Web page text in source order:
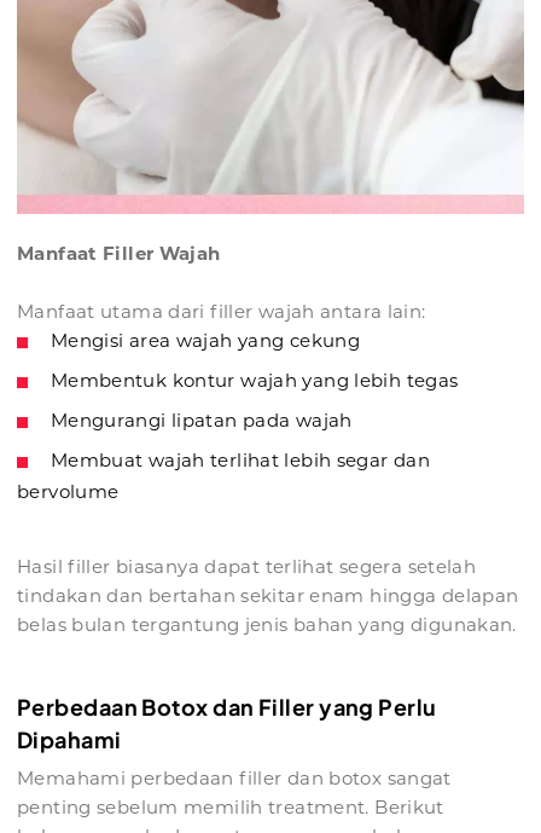
Manfaat Filler Wajah
Manfaat utama dari filler wajah antara lain:
Mengisi area wajah yang cekung
Membentuk kontur wajah yang lebih tegas
Mengurangi lipatan pada wajah
Membuat wajah terlihat lebih segar dan
bervolume
Hasil filler biasanya dapat terlihat segera setelah
tindakan dan bertahan sekitar enam hingga delapan
belas bulan tergantung jenis bahan yang digunakan.
Perbedaan Botox dan Filler yang Perlu
Dipahami
Memahami perbedaan filler dan botox sangat
penting sebelum memilih treatment. Berikut